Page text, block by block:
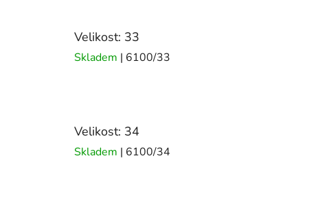
Velikost: 33
Skladem | 6100/33
Velikost: 34
Skladem | 6100/34